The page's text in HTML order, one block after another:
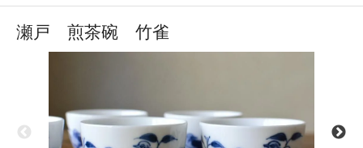
瀬戸 煎茶碗 竹雀